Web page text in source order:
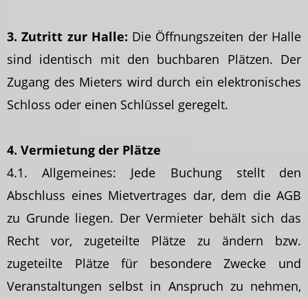
3. Zutritt zur Halle: Die Öffnungszeiten der Halle
sind identisch mit den buchbaren Plätzen. Der
Zugang des Mieters wird durch ein elektronisches
Schloss oder einen Schlüssel geregelt.
4. Vermietung der Plätze
4.1. Allgemeines: Jede Buchung stellt den
Abschluss eines Mietvertrages dar, dem die AGB
zu Grunde liegen. Der Vermieter behält sich das
Recht vor, zugeteilte Plätze zu ändern bzw.
zugeteilte Plätze für besondere Zwecke und
Veranstaltungen selbst in Anspruch zu nehmen,